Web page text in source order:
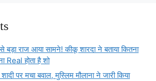
बड़ा राज आया सामने! कीकू शारदा ने बताया कितना
होता है शो
पर मचा बवाल, मुस्लिम मौलाना ने जारी किया